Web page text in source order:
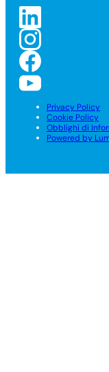
Privacy Policy
Cookie Policy
Obblighi di
Powered by